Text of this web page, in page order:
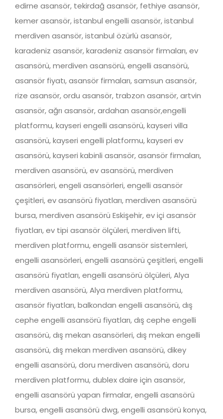
edirne asansör, tekirdağ asansör, fethiye asansör,
kemer asansör, istanbul engelli asansör, istanbul
merdiven asansör, istanbul özürlü asansör,
karadeniz asansör, karadeniz asansör firmaları, ev
asansörü, merdiven asansörü, engelli asansörü,
asansör fiyatı, asansör firmaları, samsun asansör,
rize asansör, ordu asansör, trabzon asansör, artvin
asansör, ağrı asansör, ardahan asansör,engelli
platformu, kayseri engelli asansörü, kayseri villa
asansörü, kayseri engelli platformu, kayseri ev
asansörü, kayseri kabinli asansör, asansör firmaları,
merdiven asansörü, ev asansörü, merdiven
asansörleri, engeli asansörleri, engelli asansör
çeşitleri, ev asansörü fiyatları, merdiven asansörü
bursa, merdiven asansörü Eskişehir, ev içi asansör
fiyatları, ev tipi asansör ölçüleri, merdiven lifti,
merdiven platformu, engelli asansör sistemleri,
engelli asansörleri, engelli asansörü çeşitleri, engelli
asansörü fiyatları, engelli asansörü ölçüleri, Alya
merdiven asansörü, Alya merdiven platformu,
asansör fiyatları, balkondan engelli asansörü, dış
cephe engelli asansörü fiyatları, dış cephe engelli
asansörü, dış mekan asansörleri, dış mekan engelli
asansörü, dış mekan merdiven asansörü, dikey
engelli asansörü, doru merdiven asansörü, doru
merdiven platformu, dublex daire için asansör,
engelli asansörü yapan firmalar, engelli asansörü
bursa, engelli asansörü dwg, engelli asansörü konya,